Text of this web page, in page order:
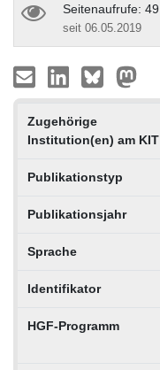
Seitenaufrufe: 49
seit 06.05.2019
Zugehörige
Institution(en) am KIT
Publikationstyp
Publikationsjahr
Sprache
Identifikator
HGF-Programm